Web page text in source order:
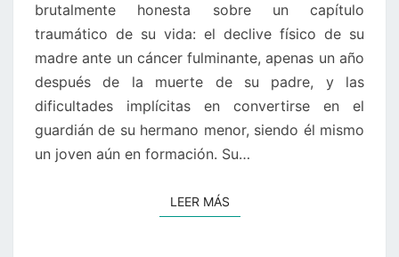
brutalmente honesta sobre un capítulo
traumático de su vida: el declive físico de su
madre ante un cáncer fulminante, apenas un año
después de la muerte de su padre, y las
dificultades implícitas en convertirse en el
guardián de su hermano menor, siendo él mismo
un joven aún en formación. Su…
LEER MÁSLEER MÁS